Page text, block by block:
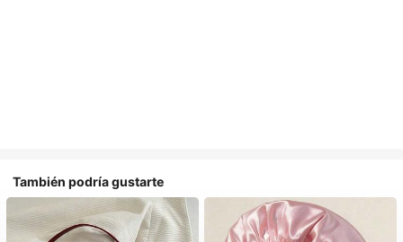
También podría gustarte